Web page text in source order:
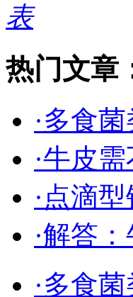
表
热门文章
·多食
·牛皮
·点滴
·解答
·多食